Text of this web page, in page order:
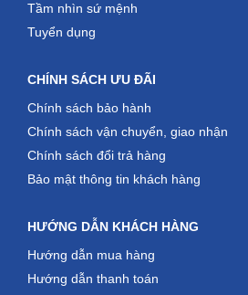
Tầm nhìn sứ mệnh
Tuyển dụng
CHÍNH SÁCH ƯU ĐÃI
Chính sách bảo hành
Chính sách vận chuyển, giao nhận
Chính sách đổi trả hàng
Bảo mật thông tin khách hàng
HƯỚNG DẪN KHÁCH HÀNG
Hướng dẫn mua hàng
Hướng dẫn thanh toán